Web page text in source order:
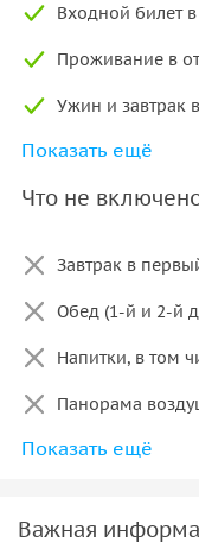
Входной билет
Проживание в
Ужин и завтрак
Услуги гида
Страховка во
Показать ещё
Что не
Завтрак в
Обед (1-й и 2-й
Напитки, в том
Панорама
Сафари на
Шоу программа
Показать ещё
Важная